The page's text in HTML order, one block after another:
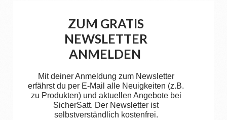
ZUM GRATIS
NEWSLETTER
ANMELDEN
Mit deiner Anmeldung zum Newsletter
erfährst du per E-Mail alle Neuigkeiten (z.B.
zu Produkten) und aktuellen Angebote bei
SicherSatt. Der Newsletter ist
selbstverständlich kostenfrei.